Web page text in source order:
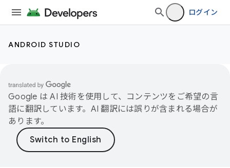
ログイン
ANDROID STUDIO
Google は AI 技術を使用して、コンテンツをご希望の言
語に翻訳しています。AI 翻訳には誤りが含まれる場合が
あります。